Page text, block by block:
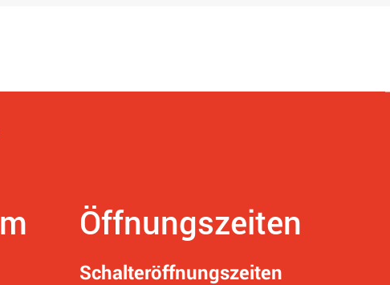
Öffnungszeiten
Schalteröffnungszeiten